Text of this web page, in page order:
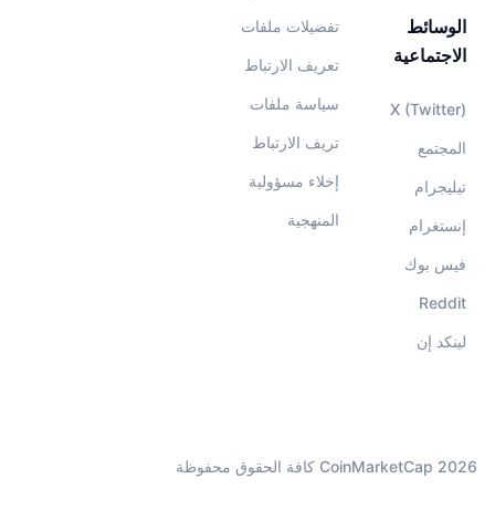
تفضيلات ملفات
تعريف الارتباط
سياسة ملفات
تريف الارتباط
إخلاء مسؤولية
المنهجية
الوسائط
الاجتماعية
X (Twitter)
المجتمع
تيليجرام
إنستغرام
فيس بوك
Reddit
لينكد إن
CoinMarketCap 2026 كافة الحقوق محفوظة